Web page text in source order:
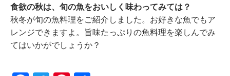
食欲の秋は、旬の魚をおいしく味わってみては？
秋冬が旬の魚料理をご紹介しました。お好きな魚でもア
レンジできますよ。旨味たっぷりの魚料理を楽しんでみ
てはいかがでしょうか？